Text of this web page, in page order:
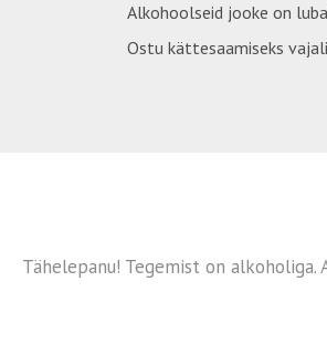
Alkohoolseid jooke on
Ostu kättesaamiseks
Tähelepanu! Tegemist on